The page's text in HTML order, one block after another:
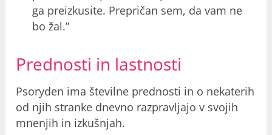
ga preizkusite. Prepričan sem, da vam ne
bo žal.”
Prednosti in lastnosti
Psoryden ima številne prednosti in o nekaterih
od njih stranke dnevno razpravljajo v svojih
mnenjih in izkušnjah.